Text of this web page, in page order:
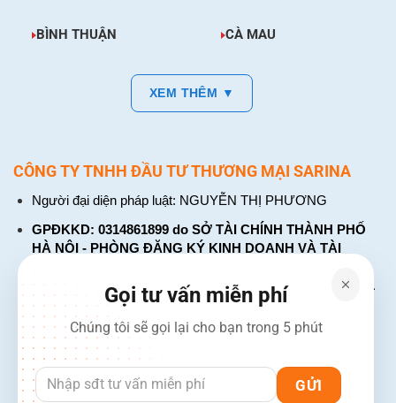
BÌNH THUẬN CÀ MAU
XEM THÊM ▼
CÔNG TY TNHH ĐẦU TƯ THƯƠNG MẠI SARINA
Người đại diện pháp luật: NGUYỄN THỊ PHƯƠNG
GPĐKKD: 0314861899 do SỞ TÀI CHÍNH THÀNH PHỐ
HÀ NỘI - PHÒNG ĐĂNG KÝ KINH DOANH VÀ TÀI
CHÍNH DOANH NGHIỆP cấp. Đăng ký lần đầu: ngày 26
tháng 01 năm 2018. Đăng ký thay đổi lần thứ: 4, ngày 31
tháng 03 năm 2026
226 Đường Láng, Đống Đa, Hà Nội
137 Đường Hòa Hưng, Phường 12, Quận 10, TP. Hồ Chí
Minh
Gọi tư vấn miễn phí
Chúng tôi sẽ gọi lại cho bạn trong 5 phút